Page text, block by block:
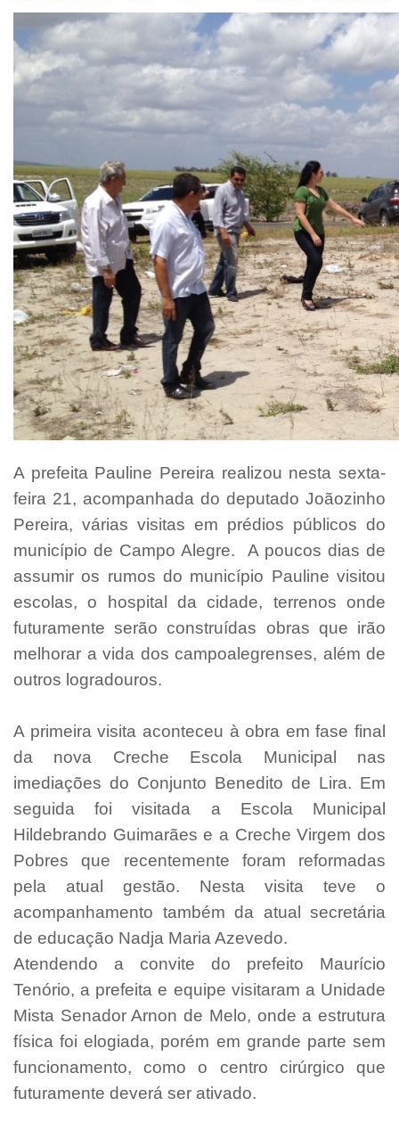
A prefeita Pauline Pereira realizou nesta sexta-
feira 21, acompanhada do deputado Joãozinho
Pereira, várias visitas em prédios públicos do
município de Campo Alegre. A poucos dias de
assumir os rumos do município Pauline visitou
escolas, o hospital da cidade, terrenos onde
futuramente serão construídas obras que irão
melhorar a vida dos campoalegrenses, além de
outros logradouros.
A primeira visita aconteceu à obra em fase final
da nova Creche Escola Municipal nas
imediações do Conjunto Benedito de Lira. Em
seguida foi visitada a Escola Municipal
Hildebrando Guimarães e a Creche Virgem dos
Pobres que recentemente foram reformadas
pela atual gestão. Nesta visita teve o
acompanhamento também da atual secretária
de educação Nadja Maria Azevedo.
Atendendo a convite do prefeito Maurício
Tenório, a prefeita e equipe visitaram a Unidade
Mista Senador Arnon de Melo, onde a estrutura
física foi elogiada, porém em grande parte sem
funcionamento, como o centro cirúrgico que
futuramente deverá ser ativado.